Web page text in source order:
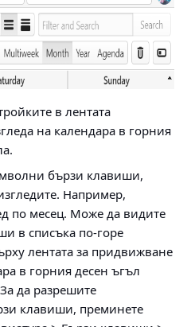
в лентата
на календара в горния
бързи клавиши,
Например,
по месец. Може да видите
в списъка по-горе
лентата за придвижване
в горния десен ъгъл
да разрешите
клавиши, преминете